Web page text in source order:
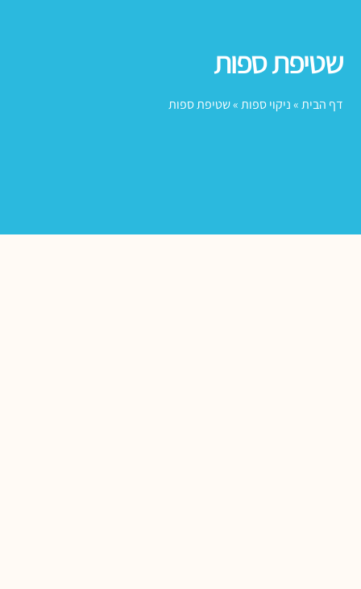
שטיפת ספות
דף הבית»ניקוי ספות»שטיפת ספות